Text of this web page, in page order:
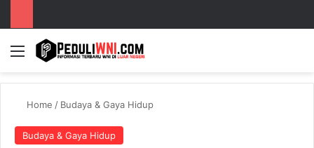
Menu
Home / Budaya & Gaya Hidup
Budaya & Gaya Hidup